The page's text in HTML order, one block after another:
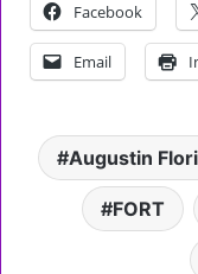
Facebook
Email
Augustin
FORT